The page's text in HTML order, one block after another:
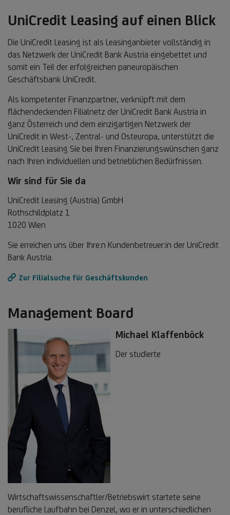
UniCredit Leasing auf einen Blick
Die UniCredit Leasing ist als Leasinganbieter vollständig in
das Netzwerk der UniCredit Bank Austria eingebettet und
somit ein Teil der erfolgreichen paneuropäischen
Geschäftsbank UniCredit.
Als kompetenter Finanzpartner, verknüpft mit dem
flächendeckenden Filialnetz der UniCredit Bank Austria in
ganz Österreich und dem einzigartigen Netzwerk der
UniCredit in West-, Zentral- und Osteuropa, unterstützt die
UniCredit Leasing Sie bei Ihren Finanzierungswünschen ganz
nach Ihren individuellen und betrieblichen Bedürfnissen.
Wir sind für Sie da
UniCredit Leasing (Austria) GmbH
Rothschildplatz 1
1020 Wien
Sie erreichen uns über Ihre:n Kundenbetreuer:in der UniCredit
Bank Austria.
Zur Filialsuche für Geschäftskunden
Management Board
Michael Klaffenböck
Der studierte
Wirtschaftswissenschaftler/Betriebswirt startete seine
berufliche Laufbahn bei Denzel, wo er in unterschiedlichen